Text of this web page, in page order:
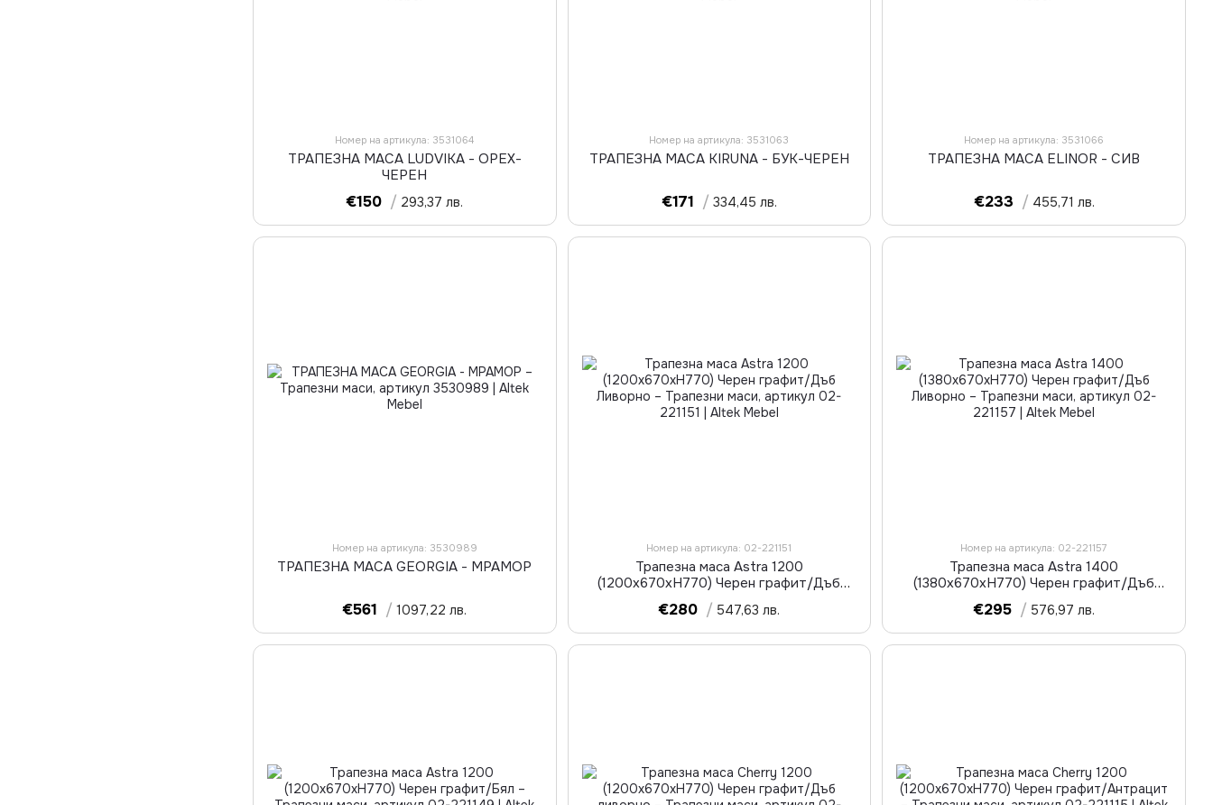
Номер на артикула: 3531064
ТРАПЕЗНА МАСА LUDVIKA - ОРЕХ-
ЧЕРЕН
€150 / 293,37 лв.
Номер на артикула: 3531063
ТРАПЕЗНА МАСА KIRUNA - БУК-ЧЕРЕН
€171 / 334,45 лв.
Номер на артикула: 3531066
ТРАПЕЗНА МАСА ELINOR - СИВ
€233 / 455,71 лв.
Номер на артикула: 3530989
ТРАПЕЗНА МАСА GEORGIA - МРАМОР
€561 / 1097,22 лв.
Номер на артикула: 02-221151
Трапезна маса Astra 1200
(1200x670xH770) Черен графит/Дъб
Ливорно
€280 / 547,63 лв.
Номер на артикула: 02-221157
Трапезна маса Astra 1400
(1380х670хН770) Черен графит/Дъб
Ливорно
€295 / 576,97 лв.